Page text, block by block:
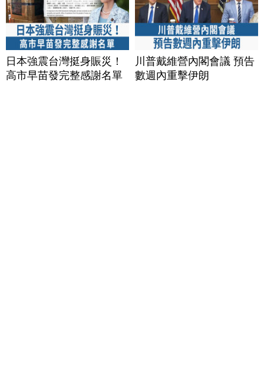
日本強震台灣挺身賑災！
高市早苗發完整感謝名單
川普戴維營內閣會議 預告
數週內重擊伊朗